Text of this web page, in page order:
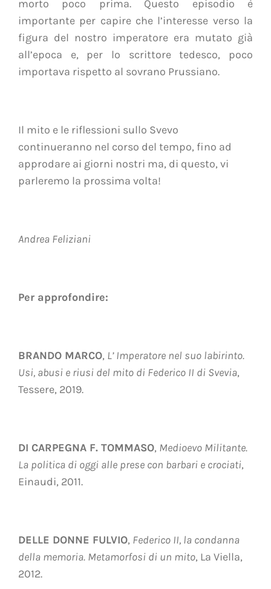
morto poco prima. Questo episodio è
importante per capire che l’interesse verso la
figura del nostro imperatore era mutato già
all’epoca e, per lo scrittore tedesco, poco
importava rispetto al sovrano Prussiano.
Il mito e le riflessioni sullo Svevo
continueranno nel corso del tempo, fino ad
approdare ai giorni nostri ma, di questo, vi
parleremo la prossima volta!
Andrea Feliziani
Per approfondire:
BRANDO MARCO, L’ Imperatore nel suo labirinto.
Usi, abusi e riusi del mito di Federico II di Svevia,
Tessere, 2019.
DI CARPEGNA F. TOMMASO, Medioevo Militante.
La politica di oggi alle prese con barbari e crociati,
Einaudi, 2011.
DELLE DONNE FULVIO, Federico II, la condanna
della memoria. Metamorfosi di un mito, La Viella,
2012.